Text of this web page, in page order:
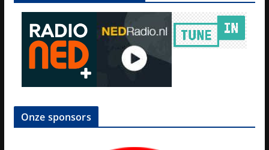
Onze sponsors